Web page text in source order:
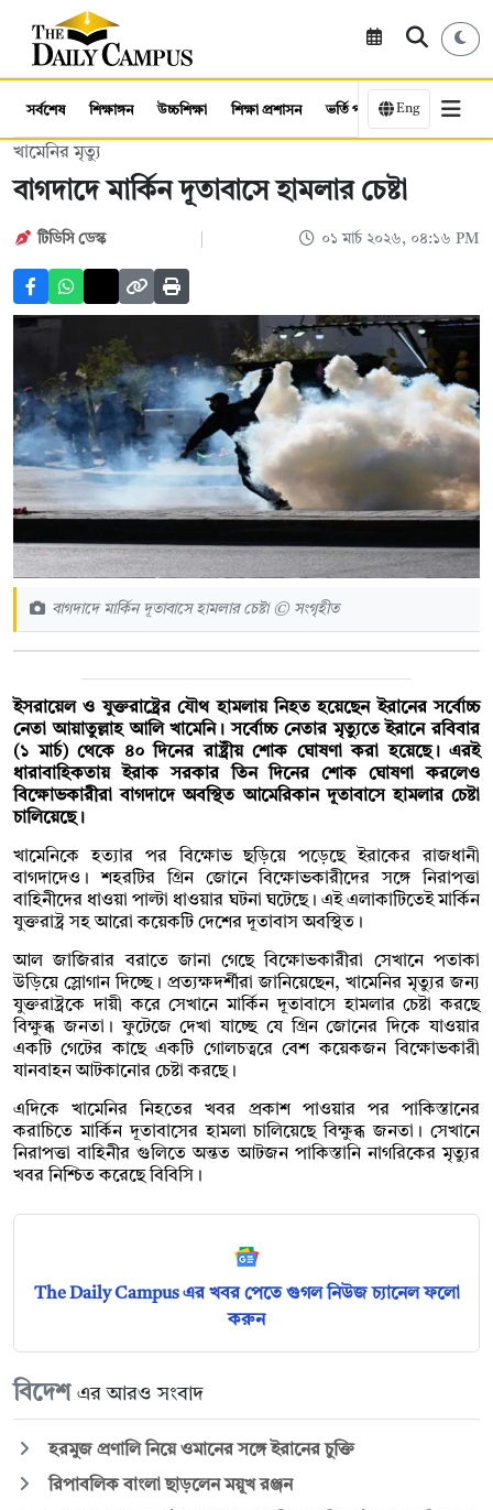
সর্বশেষ শিক্ষাঙ্গন উচ্চশিক্ষা শিক্ষা প্রশাসন ভর্তি পরীক্ষা কর্মসংস্থান
Eng
খামেনির মৃত্যু
বাগদাদে মার্কিন দূতাবাসে হামলার চেষ্টা
টিডিসি ডেস্ক ০১ মার্চ ২০২৬, ০৪:১৬ PM
বাগদাদে মার্কিন দূতাবাসে হামলার চেষ্টা © সংগৃহীত
ইসরায়েল ও যুক্তরাষ্ট্রের যৌথ হামলায় নিহত হয়েছেন ইরানের সর্বোচ্চ
নেতা আয়াতুল্লাহ আলি খামেনি। সর্বোচ্চ নেতার মৃত্যুতে ইরানে রবিবার
(১ মার্চ) থেকে ৪০ দিনের রাষ্ট্রীয় শোক ঘোষণা করা হয়েছে। এরই
ধারাবাহিকতায় ইরাক সরকার তিন দিনের শোক ঘোষণা করলেও
বিক্ষোভকারীরা বাগদাদে অবস্থিত আমেরিকান দূতাবাসে হামলার চেষ্টা
চালিয়েছে।
খামেনিকে হত্যার পর বিক্ষোভ ছড়িয়ে পড়েছে ইরাকের রাজধানী
বাগদাদেও। শহরটির গ্রিন জোনে বিক্ষোভকারীদের সঙ্গে নিরাপত্তা
বাহিনীদের ধাওয়া পাল্টা ধাওয়ার ঘটনা ঘটেছে। এই এলাকাটিতেই মার্কিন
যুক্তরাষ্ট্র সহ আরো কয়েকটি দেশের দূতাবাস অবস্থিত।
আল জাজিরার বরাতে জানা গেছে বিক্ষোভকারীরা সেখানে পতাকা
উড়িয়ে স্লোগান দিচ্ছে। প্রত্যক্ষদর্শীরা জানিয়েছেন, খামেনির মৃত্যুর জন্য
যুক্তরাষ্ট্রকে দায়ী করে সেখানে মার্কিন দূতাবাসে হামলার চেষ্টা করছে
বিক্ষুব্ধ জনতা। ফুটেজে দেখা যাচ্ছে যে গ্রিন জোনের দিকে যাওয়ার
একটি গেটের কাছে একটি গোলচত্বরে বেশ কয়েকজন বিক্ষোভকারী
যানবাহন আটকানোর চেষ্টা করছে।
এদিকে খামেনির নিহতের খবর প্রকাশ পাওয়ার পর পাকিস্তানের
করাচিতে মার্কিন দূতাবাসের হামলা চালিয়েছে বিক্ষুব্ধ জনতা। সেখানে
নিরাপত্তা বাহিনীর গুলিতে অন্তত আটজন পাকিস্তানি নাগরিকের মৃত্যুর
খবর নিশ্চিত করেছে বিবিসি।
The Daily Campus এর খবর পেতে গুগল নিউজ চ্যানেল ফলো
করুন
বিদেশ এর আরও সংবাদ
হরমুজ প্রণালি নিয়ে ওমানের সঙ্গে ইরানের চুক্তি
রিপাবলিক বাংলা ছাড়লেন ময়ূখ রঞ্জন